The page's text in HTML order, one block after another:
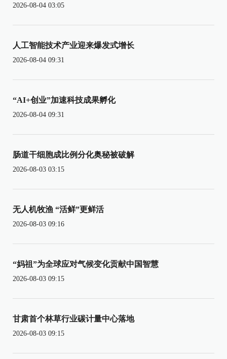
2026-08-04 03:05
人工智能技术产业迎来爆发式增长
2026-08-04 09:31
“AI+创业”加速科技成果孵化
2026-08-04 09:31
肠道干细胞成比例分化奥秘被破解
2026-08-03 03:15
无人机牧渔 “活鲜”更鲜活
2026-08-03 09:16
“妈祖”为全球应对气候变化贡献中国智慧
2026-08-03 09:15
甘肃首个林草行业碳计量中心落地
2026-08-03 09:15